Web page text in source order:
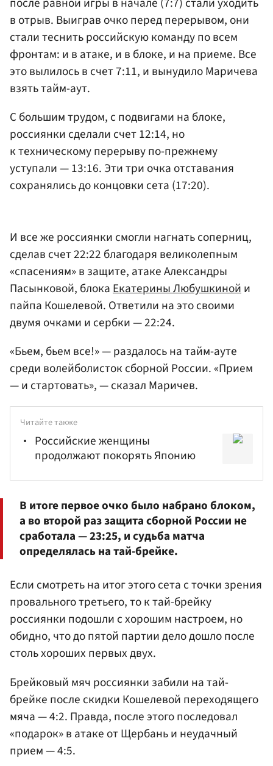
в отрыв. Выиграв очко перед перерывом, они
стали теснить российскую команду по всем
фронтам: и в атаке, и в блоке, и на приеме. Все
это вылилось в счет 7:11, и вынудило Маричева
взять тайм-аут.
С большим трудом, с подвигами на блоке,
россиянки сделали счет 12:14, но
к техническому перерыву по-прежнему
уступали — 13:16. Эти три очка отставания
сохранялись до концовки сета (17:20).
И все же россиянки смогли нагнать соперниц,
сделав счет 22:22 благодаря великолепным
«спасениям» в защите, атаке Александры
Пасынковой, блокаЕкатерины Любушкинойи
пайпа Кошелевой. Ответили на это своими
двумя очками и сербки — 22:24.
«Бьем, бьем все!» — раздалось на тайм-ауте
среди волейболисток сборной России. «Прием
— и стартовать», — сказал Маричев.
Читайте также
Российские женщины
продолжают покорять Японию
В итоге первое очко было набрано блоком,
а во второй раз защита сборной России не
сработала — 23:25, и судьба матча
определялась на тай-брейке.
Если смотреть на итог этого сета с точки зрения
провального третьего, то к тай-брейку
россиянки подошли с хорошим настроем, но
обидно, что до пятой партии дело дошло после
столь хороших первых двух.
Брейковый мяч россиянки забили на тай-
брейке после скидки Кошелевой переходящего
мяча — 4:2. Правда, после этого последовал
«подарок» в атаке от Щербань и неудачный
прием — 4:5.